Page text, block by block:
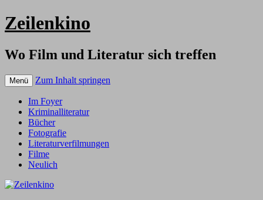
Zeilenkino
Wo Film und Literatur sich treffen
Menü Zum Inhalt springen
Im Foyer
Kriminalliteratur
Bücher
Fotografie
Literaturverfilmungen
Filme
Neulich